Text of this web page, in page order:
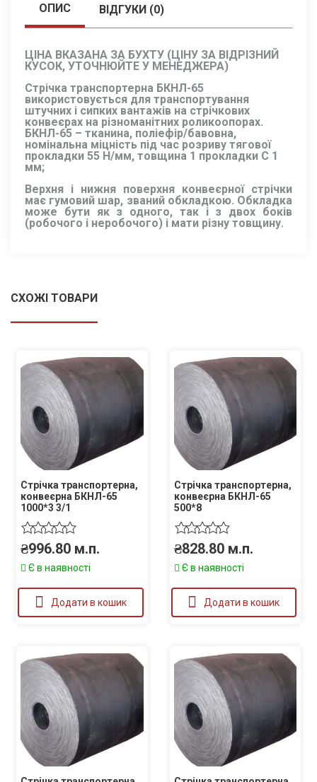
ОПИС ВІДГУКИ (0)
ЦІНА ВКАЗАНА ЗА БУХТУ (ЦІНУ ЗА ВІДРІЗНИЙ
КУСОК, УТОЧНЮЙТЕ У МЕНЕДЖЕРА)
Стрічка транспортерна БКНЛ-65
використовується для транспортування
штучних і сипких вантажів на стрічкових
конвеєрах на різноманітних роликоопорах.
БКНЛ-65 – тканина, поліефір/бавовна,
номінальна міцність під час розриву тягової
прокладки 55 Н/мм, товщина 1 прокладки C 1
мм;
Верхня і нижня поверхня конвеєрної стрічки
має гумовий шар, званий обкладкою. Обкладка
може бути як з одного, так і з двох боків
(робочого і неробочого) і мати різну товщину.
СХОЖІ ТОВАРИ
Стрічка транспортерна,
конвеєрна БКНЛ-65
1000*3 3/1
₴996.80 м.п.
Є в наявності
Додати в кошик
Стрічка транспортерна,
конвеєрна БКНЛ-65
500*8
₴828.80 м.п.
Є в наявності
Додати в кошик